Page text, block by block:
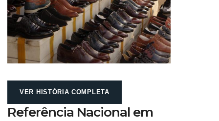
VER HISTÓRIA COMPLETA
Referência Nacional em